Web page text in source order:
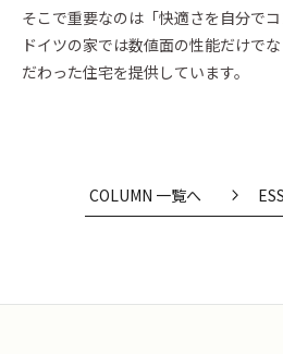
そこで重要なのは「快適さを自分で
ドイツの家では数値面の性能だけで
だわった住宅を提供しています。
COLUMN 一覧へ